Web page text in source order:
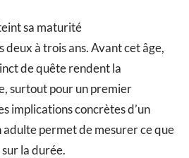
sa maturité
à trois ans. Avant cet âge,
de quête rendent la
surtout pour un premier
implications concrètes d’un
adulte permet de mesurer ce que
la durée.